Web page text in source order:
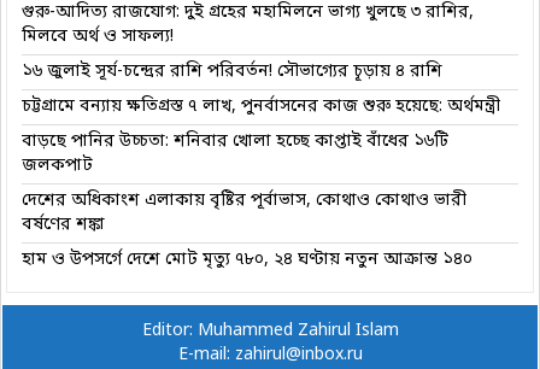
গুরু-আদিত্য রাজযোগ: দুই গ্রহের মহামিলনে ভাগ্য খুলছে ৩ রাশির,
মিলবে অর্থ ও সাফল্য!
১৬ জুলাই সূর্য-চন্দ্রের রাশি পরিবর্তন! সৌভাগ্যের চূড়ায় ৪ রাশি
চট্টগ্রামে বন্যায় ক্ষতিগ্রস্ত ৭ লাখ, পুনর্বাসনের কাজ শুরু হয়েছে: অর্থমন্ত্রী
বাড়ছে পানির উচ্চতা: শনিবার খোলা হচ্ছে কাপ্তাই বাঁধের ১৬টি
জলকপাট
দেশের অধিকাংশ এলাকায় বৃষ্টির পূর্বাভাস, কোথাও কোথাও ভারী
বর্ষণের শঙ্কা
হাম ও উপসর্গে দেশে মোট মৃত্যু ৭৮০, ২৪ ঘণ্টায় নতুন আক্রান্ত ১৪০
Editor: Muhammed Zahirul Islam
E-mail: zahirul@inbox.ru